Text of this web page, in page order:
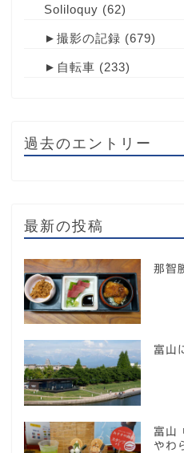
Soliloquy (62)
► 撮影の記録 (679)
► 自転車 (233)
過去のエントリー
最新の投稿
那智
富山
富山
やわ